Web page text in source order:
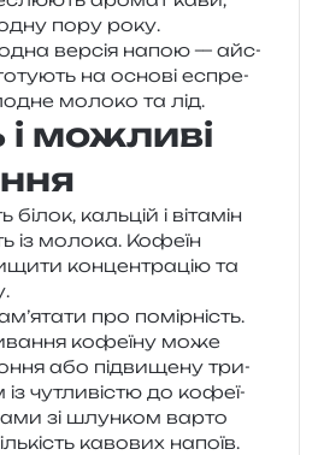
пору року.
вер­сія напою — айс-
на осно­ві еспре­
моло­ко та лід.
і можливі
каль­цій і віта­мін
із моло­ка. Кофеїн
кон­цен­тра­цію та
про помір­ність.
кофе­ї­ну може
або під­ви­ще­ну три­
чутли­ві­стю до кофе­ї­
зі шлун­ком варто
каво­вих напоїв.